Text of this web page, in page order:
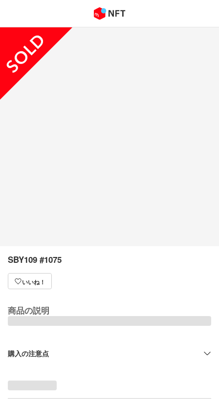
SBY109 #1075
いいね！
商品の説明
購入の注意点